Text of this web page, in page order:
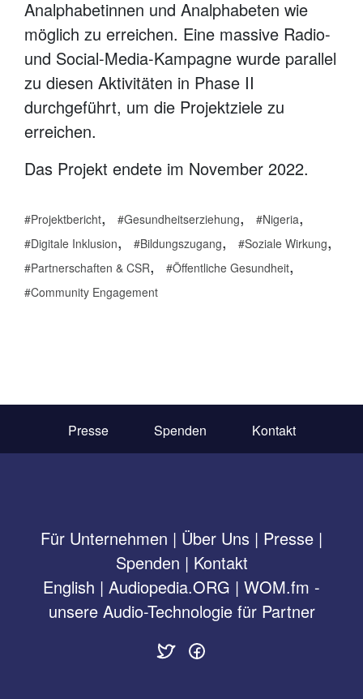
Analphabetinnen und Analphabeten wie
möglich zu erreichen. Eine massive Radio-
und Social-Media-Kampagne wurde parallel
zu diesen Aktivitäten in Phase II
durchgeführt, um die Projektziele zu
erreichen.
Das Projekt endete im November 2022.
Projektbericht, Gesundheitserziehung, Nigeria,
Digitale Inklusion, Bildungszugang, Soziale Wirkung,
Partnerschaften & CSR, Öffentliche Gesundheit,
Community Engagement
Presse Spenden Kontakt
Für Unternehmen | Über Uns | Presse |
Spenden | Kontakt
English | Audiopedia.ORG | WOM.fm -
unsere Audio-Technologie für Partner